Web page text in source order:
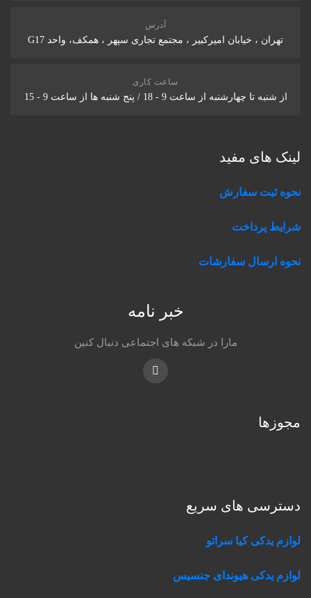
آدرس
تهران ، خیابان امیرکبیر ، مجتمع تجاری سپهر ، همکف، واحد G17
ساعت کاری
از شنبه تا چهارشنبه از ساعت 9 - 18 / پنج شنبه ها از ساعت 9 - 15
لینک های مفید
نحوه ثبت سفارش
شرایط پرداخت
نحوه ارسال سفارشات
خبر نامه
مارا در شبکه های اجتماعی دنبال کنین
Instagram
مجوزها
دسترسی های سریع
لوازم یدکی کیا سراتو
لوازم یدکی هیوندای جنسیس